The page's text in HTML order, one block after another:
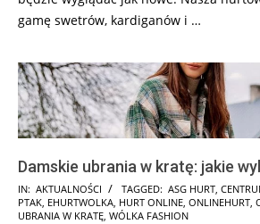
gamę swetrów, kardiganów i …
Damskie ubrania w kratę: jakie
2025-
01-
IN: AKTUALNOŚCI TAGGED: ASG HURT,
PTAK, EHURTWOLKA, HURT ONLINE, ONLINEHURT,
UBRANIA W KRATĘ, WÓLKA FASHION